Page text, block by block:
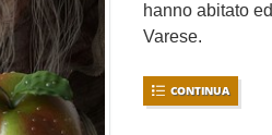
hanno abitato
Varese.
CONTINUA